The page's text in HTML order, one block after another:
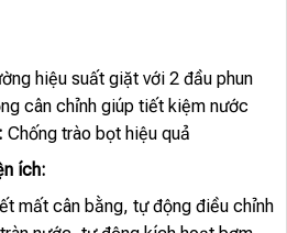
hiệu suất giặt với 2 đầu phun
cân chỉnh giúp tiết kiệm nước
Chống trào bọt hiệu quả
ích:
mất cân bằng, tự động điều chỉnh